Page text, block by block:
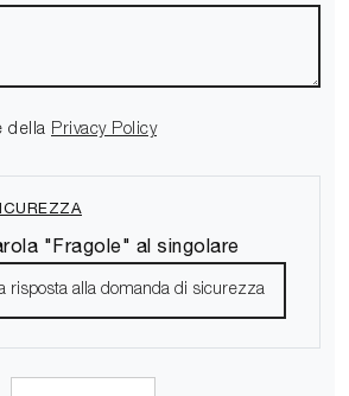
della Privacy Policy
"Fragole" al singolare